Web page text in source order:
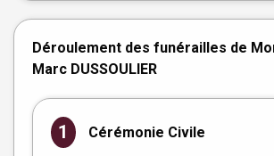
Déroulement des funérailles de
Marc DUSSOULIER
1 Cérémonie Civile